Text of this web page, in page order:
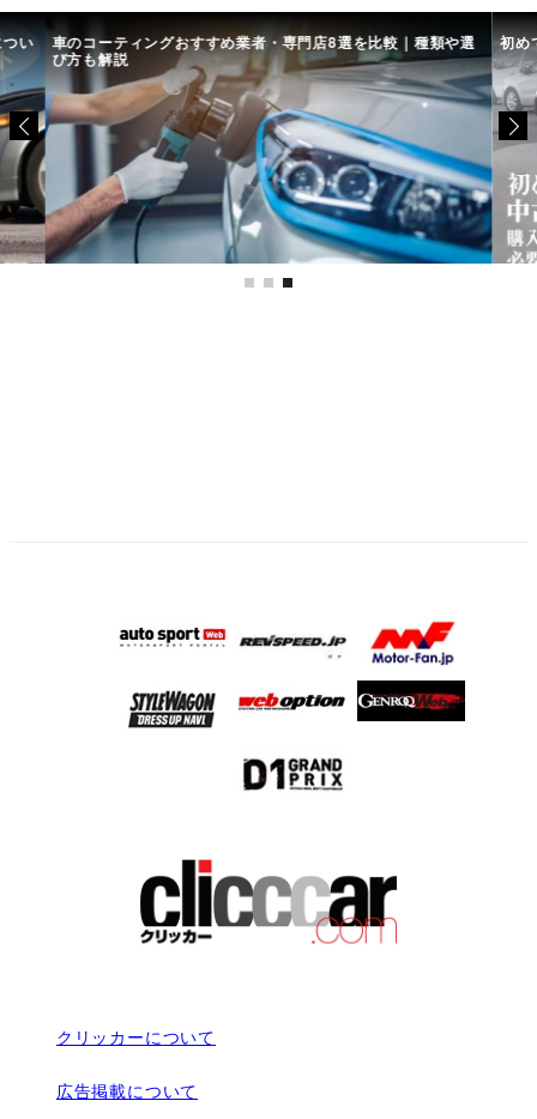
い 車のコーティングおすすめ業者・専門店8選を比較｜種類や選
び方も解説
初め
クリッカーについて
広告掲載について